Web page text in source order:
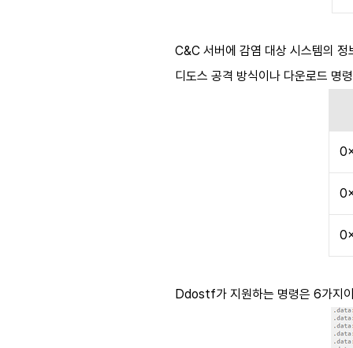
C&C 서버에 감염 대상 시스템의
디도스 공격 방식이나 다운로드 명
Ddostf가 지원하는 명령은 6가지